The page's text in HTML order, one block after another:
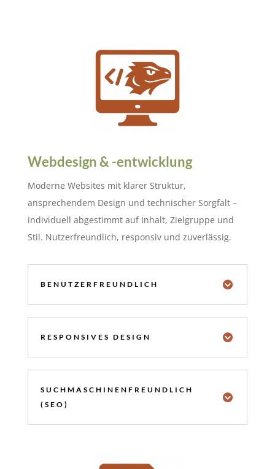
Webdesign & -entwicklung
Moderne Websites mit klarer Struktur,
ansprechendem Design und technischer Sorgfalt –
individuell abgestimmt auf Inhalt, Zielgruppe und
Stil. Nutzerfreundlich, responsiv und zuverlässig.
BENUTZERFREUNDLICH
RESPONSIVES DESIGN
SUCHMASCHINENFREUNDLICH
(SEO)